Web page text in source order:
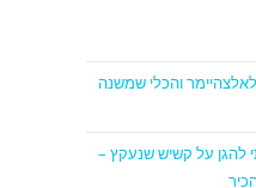
והכלי שמשנה
להגן על קשיש שנעקץ –